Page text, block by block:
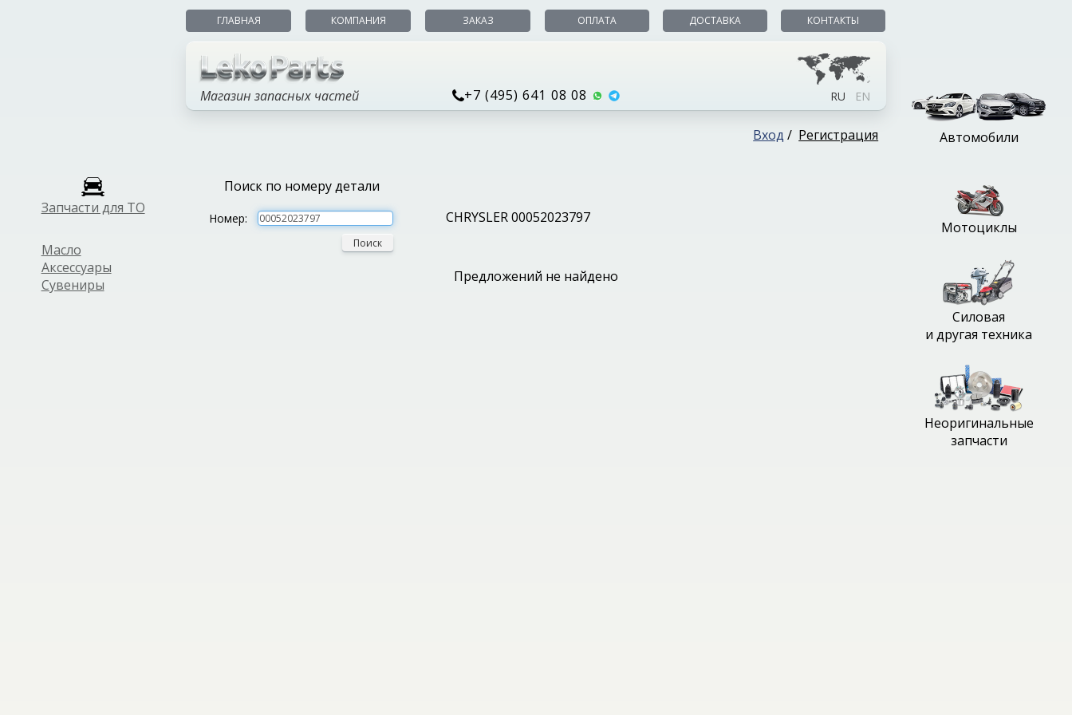
Запчасти для ТО
Масло
Аксессуары
Сувениры
ГЛАВНАЯ КОМПАНИЯ ЗАКАЗ ОПЛАТА ДОСТАВКА КОНТАКТЫ
Магазин запасных частей +7 (495) 641 08 08 RU EN
Вход / Регистрация
Поиск по номеру детали
Номер:
Поиск
CHRYSLER 00052023797
Предложений не найдено
Автомобили
Мотоциклы
Силовая
и другая техника
Неоригинальные
запчасти